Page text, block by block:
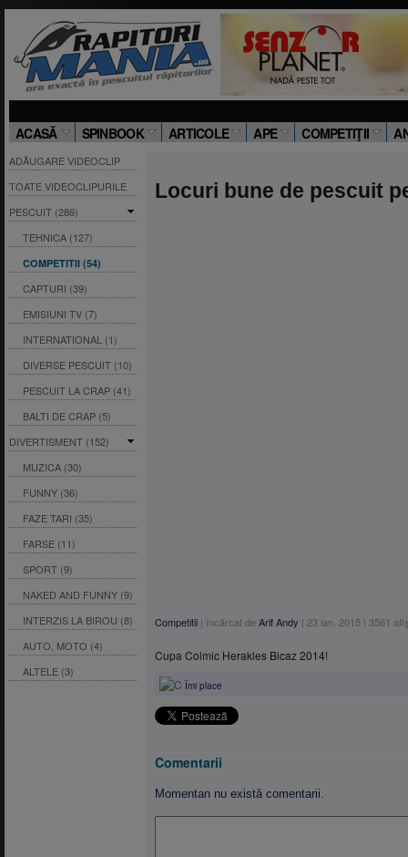
ACASĂ SPINBOOK ARTICOLE APE COMPETIŢII
ADĂUGARE VIDEOCLIP
TOATE VIDEOCLIPURILE
PESCUIT (286)
TEHNICA (127)
COMPETITII (54)
CAPTURI (39)
EMISIUNI TV (7)
INTERNATIONAL (1)
DIVERSE PESCUIT (10)
PESCUIT LA CRAP (41)
BALTI DE CRAP (5)
DIVERTISMENT (152)
MUZICA (30)
FUNNY (36)
FAZE TARI (35)
FARSE (11)
SPORT (9)
NAKED AND FUNNY (9)
INTERZIS LA BIROU (8)
AUTO, MOTO (4)
ALTELE (3)
Locuri bune de pescuit
Competitii | încărcat deArif Andy | 23 ian. 2015 | 3561
Cupa Colmic Herakles Bicaz 2014!
Îmi place
Comentarii
Momentan nu există comentarii.